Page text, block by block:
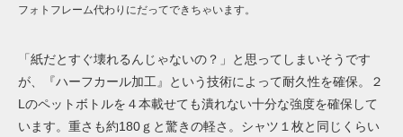
フォトフレーム代わりにだってできちゃいます。
「紙だとすぐ壊れるんじゃないの？」と思ってしまいそうです
が、『ハーフカール加工』という技術によって耐久性を確保。２
Lのペットボトルを４本載せても潰れない十分な強度を確保して
います。重さも約180ｇと驚きの軽さ。シャツ１枚と同じくらい